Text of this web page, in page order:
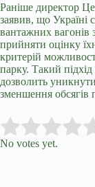
Раніше директор
заявив, що Україні
вантажних вагонів
прийняти оцінку
критерій
парку. Такий підхід
дозволить
зменшення обсягів
Rate this item:
No votes yet.